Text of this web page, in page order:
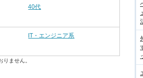
40代
IT・エンジニア系
ません。